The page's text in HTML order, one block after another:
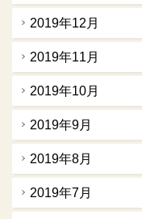
2019年12月
2019年11月
2019年10月
2019年9月
2019年8月
2019年7月